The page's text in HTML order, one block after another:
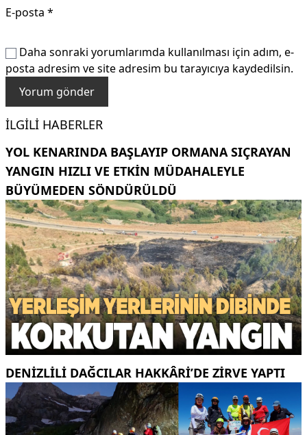
E-posta *
Daha sonraki yorumlarımda kullanılması için adım, e-
posta adresim ve site adresim bu tarayıcıya kaydedilsin.
İLGILI HABERLER
YOL KENARINDA BAŞLAYIP ORMANA SIÇRAYAN
YANGIN HIZLI VE ETKIN MÜDAHALEYLE
BÜYÜMEDEN SÖNDÜRÜLDÜ
DENIZLILI DAĞCILAR HAKKÂRI’DE ZIRVE YAPTI